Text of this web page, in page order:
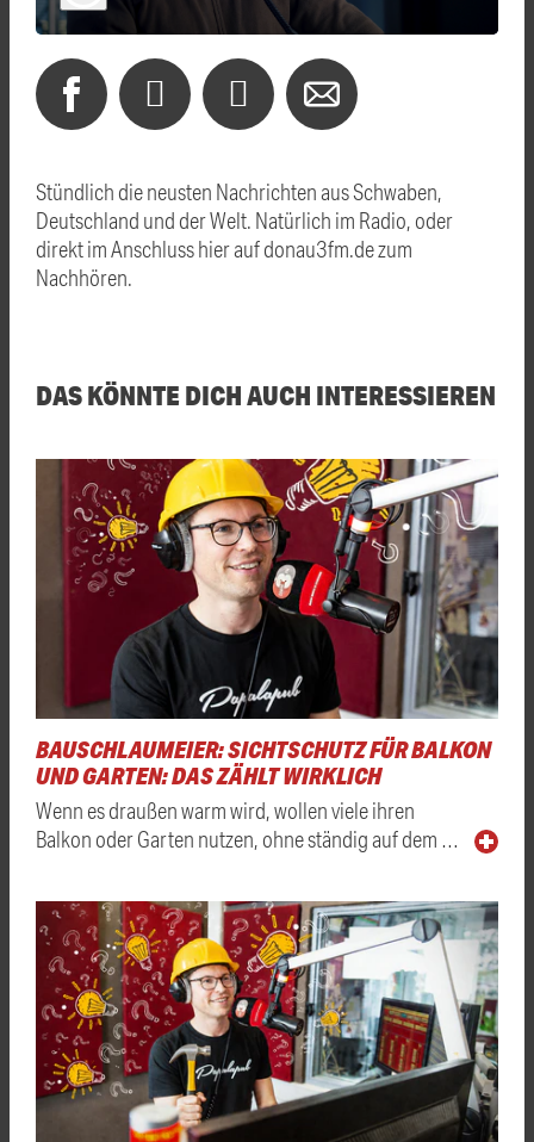
Stündlich die neusten Nachrichten aus Schwaben,
Deutschland und der Welt. Natürlich im Radio, oder
direkt im Anschluss hier auf donau3fm.de zum
Nachhören.
DAS KÖNNTE DICH AUCH INTERESSIEREN
BAUSCHLAUMEIER: SICHTSCHUTZ FÜR BALKON
UND GARTEN: DAS ZÄHLT WIRKLICH
Wenn es draußen warm wird, wollen viele ihren
Balkon oder Garten nutzen, ohne ständig auf dem …